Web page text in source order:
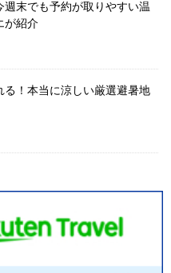
週末でも予約が取りやすい温
が紹介
る！本当に涼しい厳選避暑地